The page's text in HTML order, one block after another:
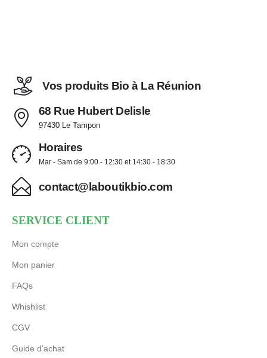
Vos produits Bio à La Réunion
68 Rue Hubert Delisle
97430 Le Tampon
Horaires
Mar - Sam de 9:00 - 12:30 et 14:30 - 18:30
contact@laboutikbio.com
SERVICE CLIENT
Mon compte
Mon panier
FAQs
Whishlist
CGV
Guide d'achat